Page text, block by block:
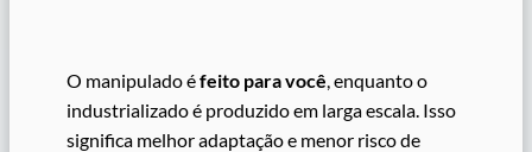
O manipulado éfeito para você, enquanto o
industrializado é produzido em larga escala. Isso
significa melhor adaptação e menor risco de